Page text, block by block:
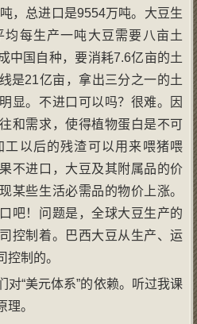
，总进口是9554万吨。大豆生
每生产一吨大豆需要八亩土
中国自种，要消耗7.6亿亩的土
是21亿亩，拿出三分之一的土
显。不进口可以吗？很难。因
和需求，使得植物蛋白是不可
工以后的残渣可以用来喂猪喂
不进口，大豆及其附属品的价
某些生活必需品的物价上涨。
吧！问题是，全球大豆生产的
控制着。巴西大豆从生产、运
制的。
对“美元体系”的依赖。听过我课
。